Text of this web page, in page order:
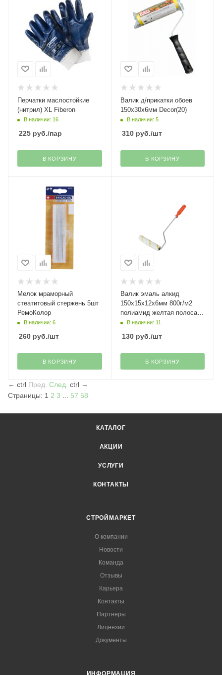
Перчатки маслостойкие
(нитрил) XL Fiberon
В наличии: 16
225 руб./пар
В КОРЗИНУ
Валик д/прикатки обоев
150х30х6мм Decor(20)
В наличии: 5
310руб./шт
В КОРЗИНУ
Мелок мраморный
стеатитовый стержень 5шт
РемоКолор
В наличии: 6
260 руб./шт
В КОРЗИНУ
Валик эмаль алкид
150х15х12х6мм 800г/м2
полиамид желтая полоса
Decor(30)
В наличии: 11
130руб./шт
В КОРЗИНУ
← ctrl Пред. След. ctrl →
Страницы: 1 2 3 57 58
КАТАЛОГ
АКЦИИ
УСЛУГИ
КОНТАКТЫ
СТРОЙМАРКЕТ
О компании
Новости
Команда
Отзывы
Карьера
Контакты
Партнеры
Лицензии
Документы
ИНФОРМАЦИЯ